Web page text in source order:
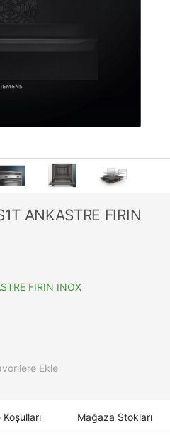
ANKASTRE FIRIN
FIRIN INOX
Ekle
Mağaza Stokları